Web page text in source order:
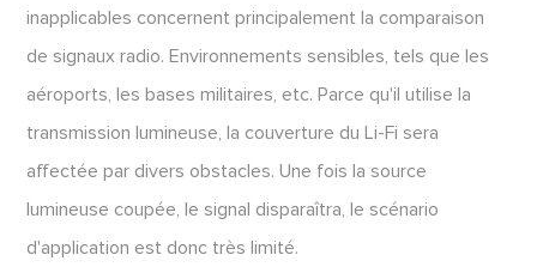
inapplicables concernent principalement la comparaison
de signaux radio. Environnements sensibles, tels que les
aéroports, les bases militaires, etc. Parce qu'il utilise la
transmission lumineuse, la couverture du Li-Fi sera
affectée par divers obstacles. Une fois la source
lumineuse coupée, le signal disparaîtra, le scénario
d'application est donc très limité.